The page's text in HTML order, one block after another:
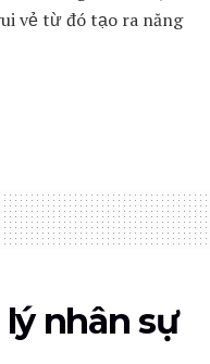
vẻ từ đó tạo ra năng
nhân sự